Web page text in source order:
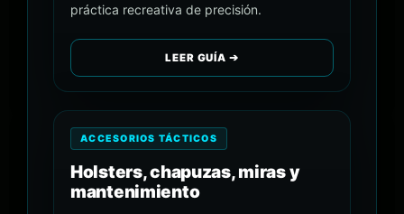
práctica recreativa de precisión.
LEER GUÍA ➔
ACCESORIOS TÁCTICOS
Holsters, chapuzas, miras y
mantenimiento